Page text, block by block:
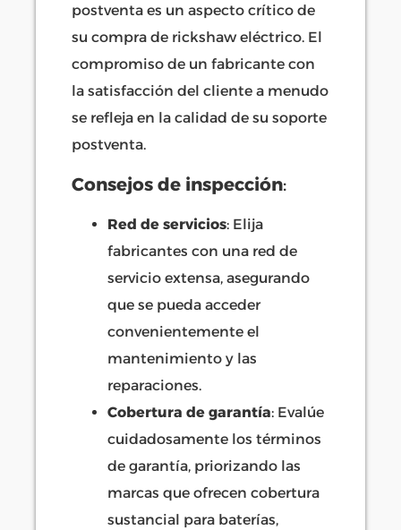
postventa es un aspecto crítico de
su compra de rickshaw eléctrico. El
compromiso de un fabricante con
la satisfacción del cliente a menudo
se refleja en la calidad de su soporte
postventa.
Consejos de inspección:
Red de servicios: Elija
fabricantes con una red de
servicio extensa, asegurando
que se pueda acceder
convenientemente el
mantenimiento y las
reparaciones.
Cobertura de garantía: Evalúe
cuidadosamente los términos
de garantía, priorizando las
marcas que ofrecen cobertura
sustancial para baterías,